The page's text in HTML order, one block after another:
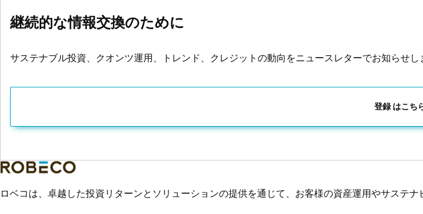
継続的な情報交換のために
サステナブル投資、クオンツ運用、トレンド、クレジットの動向をニュースレターでお知らせし
登録 はこち
ロベコは、卓越した投資リターンとソリューションの提供を通じて、お客様の資産運用やサステ